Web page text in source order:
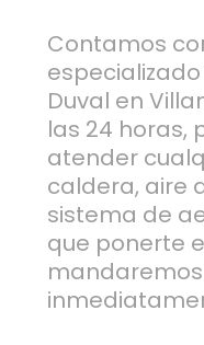
Contamos
Duval en
las 24 horas,
atender
caldera, aire
sistema de
que ponerte